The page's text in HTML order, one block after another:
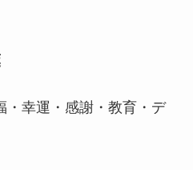
・幸運・感謝・教育・デ